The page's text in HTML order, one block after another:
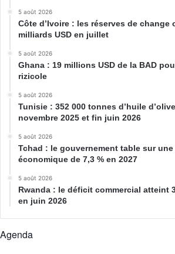
5 août 2026
Côte d’Ivoire : les réserves de change
milliards USD en juillet
5 août 2026
Ghana : 19 millions USD de la BAD
rizicole
5 août 2026
Tunisie : 352 000 tonnes d’huile
novembre 2025 et fin juin 2026
5 août 2026
Tchad : le gouvernement table sur
économique de 7,3 % en 2027
5 août 2026
Rwanda : le déficit commercial atteint
en juin 2026
Agenda